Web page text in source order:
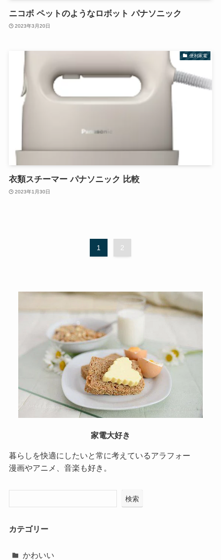
ニコボ ペットのようなロボット パナソニック
2023年3月20日
便利家電
衣類スチーマー パナソニック 比較
2023年1月30日
1 2
家電大好き
暮らしを快適にしたいと常に考えているアラフォー
漫画やアニメ、音楽も好き。
検索
カテゴリー
かわいい